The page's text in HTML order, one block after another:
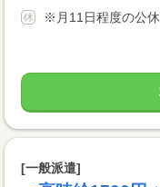
※月11日程度の公休
[一般派遣]